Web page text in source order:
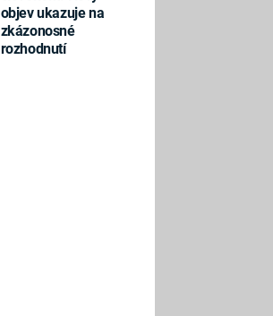
objev ukazuje na
zkázonosné
rozhodnutí